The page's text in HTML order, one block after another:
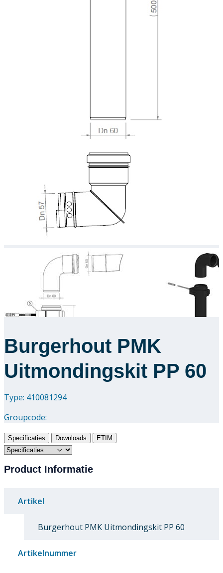
Burgerhout PMK
Uitmondingskit PP 60
Type: 410081294
Groupcode:
Specificaties Downloads ETIM
Product Informatie
Artikel
Burgerhout PMK Uitmondingskit PP 60
Artikelnummer